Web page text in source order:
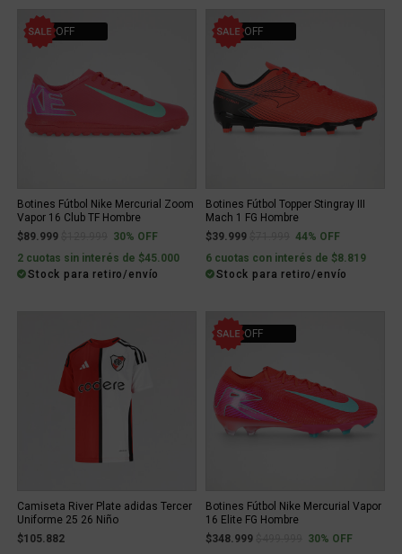
30% OFF
Botines Fútbol Nike Mercurial Zoom
Vapor 16 Club TF Hombre
$89.999
Price reduced from
to30% OFF
2 cuotas sin interés de $45.000
Stock para retiro/envío
44% OFF
Botines Fútbol Topper Stingray III
Mach 1 FG Hombre
$39.999
Price reduced from
to44% OFF
6 cuotas con interés de $8.819
Stock para retiro/envío
Camiseta River Plate adidas Tercer
Uniforme 25 26 Niño
$105.882
30% OFF
Botines Fútbol Nike Mercurial Vapor
16 Elite FG Hombre
$348.999
Price reduced from
to30% OFF